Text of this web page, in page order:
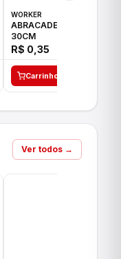
WORKER
ABRACADEIRA DE NYLON
30CM
R$ 0,35
Carrinho
Ver todos →